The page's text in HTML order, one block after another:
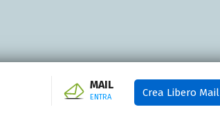
MAIL
ENTRA Crea Libero Mail